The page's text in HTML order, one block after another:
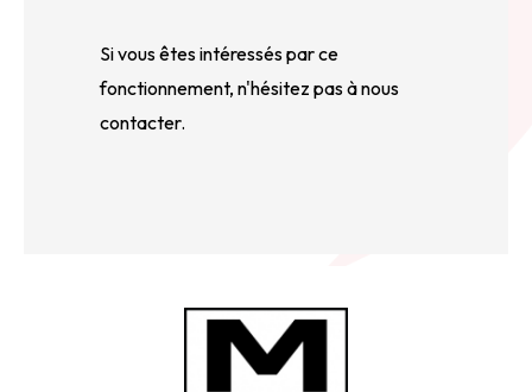
Si vous êtes intéressés par ce
fonctionnement, n'hésitez pas à nous
contacter.